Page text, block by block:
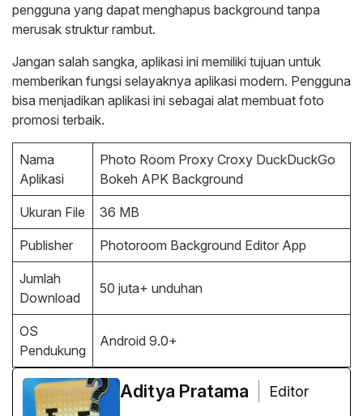
pengguna yang dapat menghapus background tanpa
merusak struktur rambut.
Jangan salah sangka, aplikasi ini memiliki tujuan untuk
memberikan fungsi selayaknya aplikasi modern. Pengguna
bisa menjadikan aplikasi ini sebagai alat membuat foto
promosi terbaik.
Nama
Aplikasi
Photo Room Proxy Croxy DuckDuckGo
Bokeh APK Background
Ukuran File 36 MB
Publisher Photoroom Background Editor App
Jumlah
Download
50 juta+ unduhan
OS
Pendukung
Android 9.0+
Aditya Pratama
Editor